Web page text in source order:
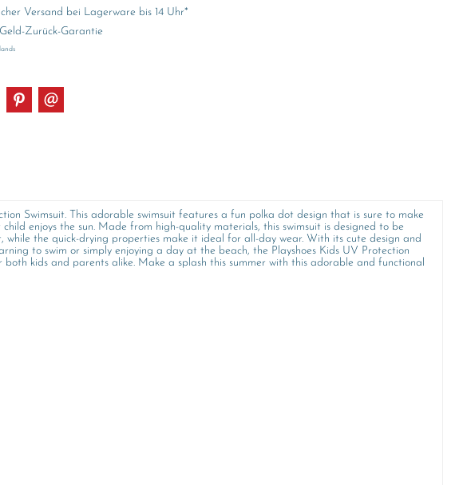
Versand bei Lagerware bis 14 Uhr*
Zurück-Garantie
Swimsuit. This adorable swimsuit features a fun polka dot design that is sure to make
enjoys the sun. Made from high-quality materials, this swimsuit is designed to be
the quick-drying properties make it ideal for all-day wear. With its cute design and
to swim or simply enjoying a day at the beach, the Playshoes Kids UV Protection
kids and parents alike. Make a splash this summer with this adorable and functional